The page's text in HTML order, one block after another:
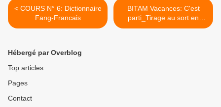
< COURS N° 6: Dictionnaire
Fang-Francais
BITAM Vacances: C'est
parti_Tirage au sort en
direct >
Hébergé par Overblog
Top articles
Pages
Contact